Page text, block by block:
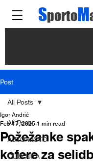
SportoM
Post
All Posts
AUTO MOTO
ODBOJKA
All Posts
Požežanke
kofere za
Igor Andrić
Feb 17, 2025 1 min read